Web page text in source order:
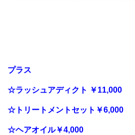
プラス
☆ラッシュアディクト ￥11,000
☆トリートメントセット￥6,000
☆ヘアオイル￥4,000